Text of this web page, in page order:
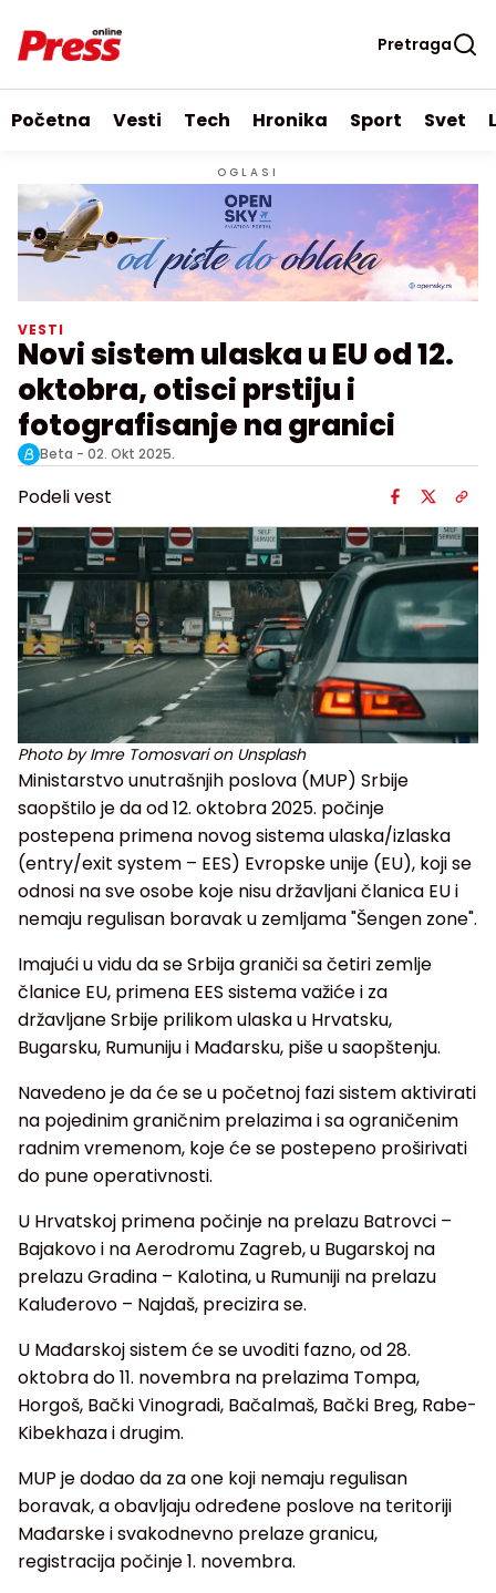
Pretraga
Početna Vesti Tech Hronika Sport Svet
OGLASI
VESTI
Novi sistem ulaska u EU od 12.
oktobra, otisci prstiju i
fotografisanje na granici
Beta - 02. Okt 2025.
Podeli vest
Photo by Imre Tomosvari on Unsplash
Ministarstvo unutrašnjih poslova (MUP) Srbije
saopštilo je da od 12. oktobra 2025. počinje
postepena primena novog sistema ulaska/izlaska
(entry/exit system – EES) Evropske unije (EU), koji se
odnosi na sve osobe koje nisu državljani članica EU i
nemaju regulisan boravak u zemljama "Šengen zone".
Imajući u vidu da se Srbija graniči sa četiri zemlje
članice EU, primena EES sistema važiće i za
državljane Srbije prilikom ulaska u Hrvatsku,
Bugarsku, Rumuniju i Mađarsku, piše u saopštenju.
Navedeno je da će se u početnoj fazi sistem aktivirati
na pojedinim graničnim prelazima i sa ograničenim
radnim vremenom, koje će se postepeno proširivati
do pune operativnosti.
U Hrvatskoj primena počinje na prelazu Batrovci –
Bajakovo i na Aerodromu Zagreb, u Bugarskoj na
prelazu Gradina – Kalotina, u Rumuniji na prelazu
Kaluđerovo – Najdaš, precizira se.
U Mađarskoj sistem će se uvoditi fazno, od 28.
oktobra do 11. novembra na prelazima Tompa,
Horgoš, Bački Vinogradi, Bačalmaš, Bački Breg, Rabe-
Kibekhaza i drugim.
MUP je dodao da za one koji nemaju regulisan
boravak, a obavljaju određene poslove na teritoriji
Mađarske i svakodnevno prelaze granicu,
registracija počinje 1. novembra.